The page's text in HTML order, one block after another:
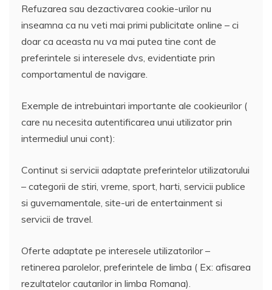
Refuzarea sau dezactivarea cookie-urilor nu
inseamna ca nu veti mai primi publicitate online – ci
doar ca aceasta nu va mai putea tine cont de
preferintele si interesele dvs, evidentiate prin
comportamentul de navigare.
Exemple de intrebuintari importante ale cookieurilor (
care nu necesita autentificarea unui utilizator prin
intermediul unui cont):
Continut si servicii adaptate preferintelor utilizatorului
– categorii de stiri, vreme, sport, harti, servicii publice
si guvernamentale, site-uri de entertainment si
servicii de travel.
Oferte adaptate pe interesele utilizatorilor –
retinerea parolelor, preferintele de limba ( Ex: afisarea
rezultatelor cautarilor in limba Romana).